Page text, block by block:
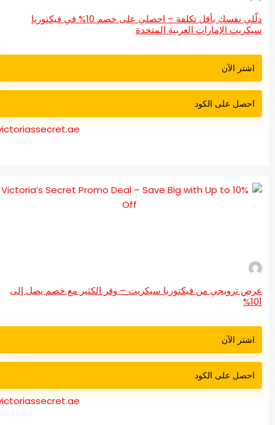
دلّلي نفسكِ بأقل تكلفة – احصلي على خصم 10% في فيكتوريا
الإمارات العربية المتحدة
اشتر الآن
احصل على الكود
victoriassecret.ae
ترويجي من فيكتوريا سيكريت – وفر الكثير مع خصم يصل إلى
اشتر الآن
احصل على الكود
victoriassecret.ae